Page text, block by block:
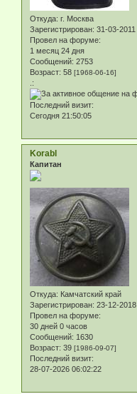
Откуда: г. Москва
Зарегистрирован: 31-03-2011
Провел на форуме:
1 месяц 24 дня
Сообщений: 2753
Возраст: 58 [1968-06-16]
.:
Последний визит:
Сегодня 21:50:05
Korabl
Капитан
Откуда: Камчатский край
Зарегистрирован: 23-12-2018
Провел на форуме:
30 дней 0 часов
Сообщений: 1630
Возраст: 39 [1986-09-07]
Последний визит:
28-07-2026 06:02:22